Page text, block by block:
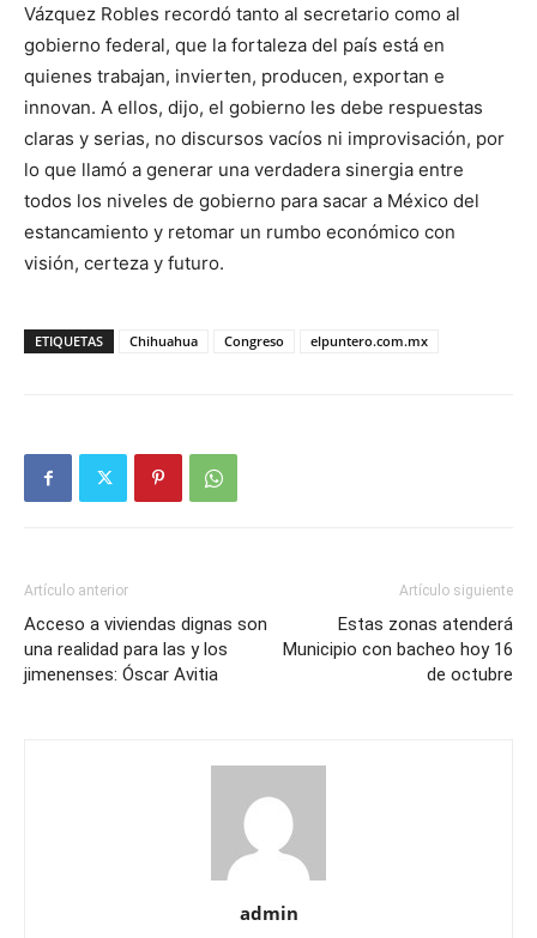
Vázquez Robles recordó tanto al secretario como al
gobierno federal, que la fortaleza del país está en
quienes trabajan, invierten, producen, exportan e
innovan. A ellos, dijo, el gobierno les debe respuestas
claras y serias, no discursos vacíos ni improvisación, por
lo que llamó a generar una verdadera sinergia entre
todos los niveles de gobierno para sacar a México del
estancamiento y retomar un rumbo económico con
visión, certeza y futuro.
ETIQUETAS Chihuahua Congreso elpuntero.com.mx
Artículo anterior
Acceso a viviendas dignas son
una realidad para las y los
jimenenses: Óscar Avitia
Artículo siguiente
Estas zonas atenderá
Municipio con bacheo hoy 16
de octubre
admin